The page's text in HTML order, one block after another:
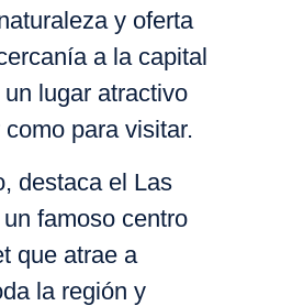
y oferta
a la capital
un lugar atractivo
para visitar.
destaca el Las
un famoso centro
que atrae a
la región y